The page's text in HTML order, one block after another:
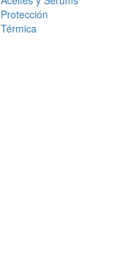
Protección
Térmica